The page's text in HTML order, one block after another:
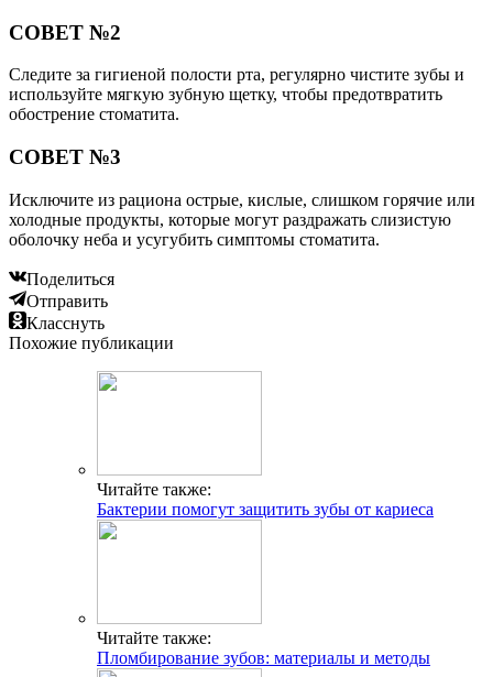
СОВЕТ №2
Следите за гигиеной полости рта, регулярно чистите зубы и
используйте мягкую зубную щетку, чтобы предотвратить
обострение стоматита.
СОВЕТ №3
Исключите из рациона острые, кислые, слишком горячие или
холодные продукты, которые могут раздражать слизистую
оболочку неба и усугубить симптомы стоматита.
Поделиться
Отправить
Класснуть
Похожие публикации
Читайте также:
Бактерии помогут защитить зубы от кариеса
Читайте также:
Пломбирование зубов: материалы и методы